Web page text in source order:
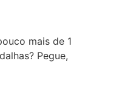
mais de 1
Pegue,